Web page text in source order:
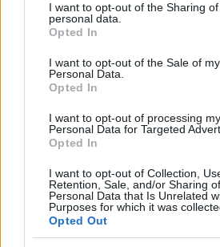
disclose it to other third parties.
Please note that this website/app
services and may gather and store
not limited to your visit or usage
grant or deny consent to Google and
consent section.
I want to opt-out of the Sharing
personal data.
Opted In
I want to opt-out of the Sale of my
Personal Data.
Opted In
I want to opt-out of processing my
Personal Data for Targeted
Opted In
I want to opt-out of Collection,
Retention, Sale, and/or Sharing
Personal Data that Is Unrelated
Purposes for which it was
Opted Out